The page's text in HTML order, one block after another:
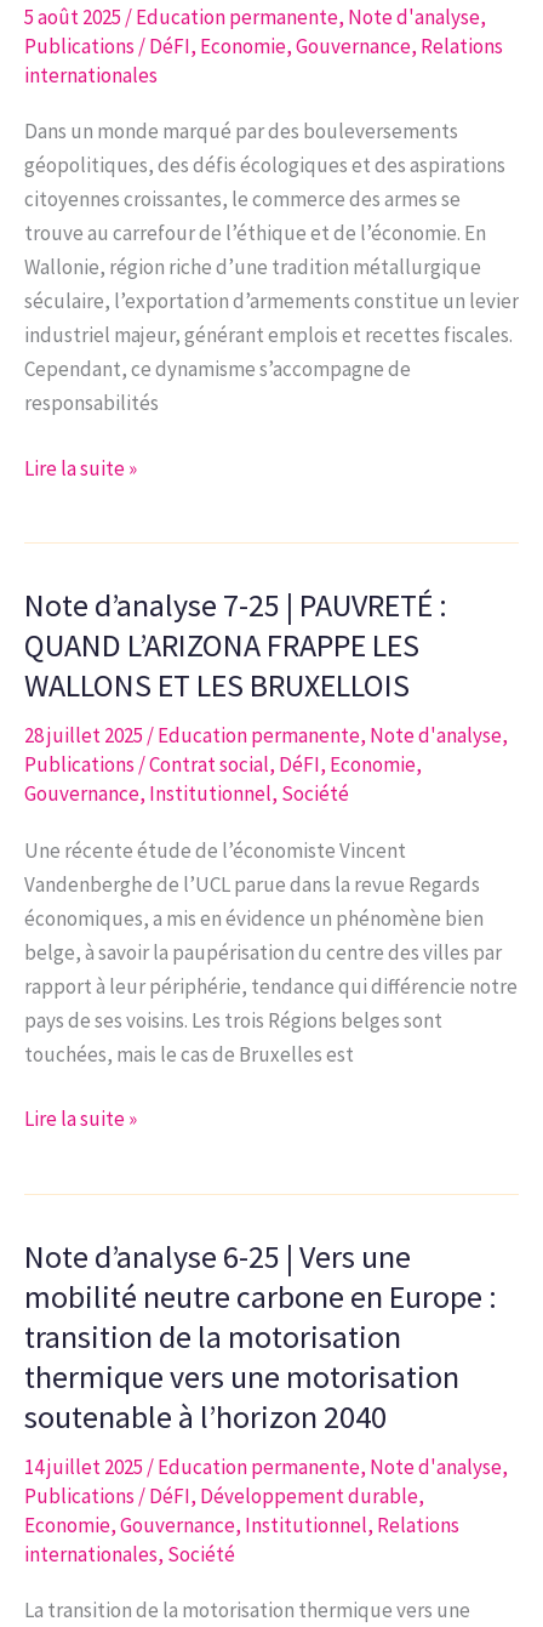
de
l’emploi
en
bruxelloise
5 août 2025 /Education permanente, Note d'analyse,
Publications /DéFI, Economie,Gouvernance, Relations
internationales
Dans un monde marqué par des bouleversements
géopolitiques, des défis écologiques et des aspirations
citoyennes croissantes, le commerce des armes se
trouve au carrefour de l’éthique et de l’économie. En
Wallonie, région riche d’une tradition métallurgique
séculaire, l’exportation d’armements constitue un levier
industriel majeur, générant emplois et recettes fiscales.
Cependant, ce dynamisme s’accompagne de
responsabilités
Note
|
Réconcilier
responsabilité
et
compétitivité :
de
l’opportunité
de
réviser
le
décret
wallon
sur
l’exportation
Lire la suite »
Note d’analyse 7-25 | PAUVRETÉ :
QUAND L’ARIZONA FRAPPE LES
WALLONS ET LES BRUXELLOIS
28 juillet 2025/Education permanente, Note d'analyse,
Publications/Contrat social, DéFI, Economie,
Gouvernance, Institutionnel, Société
Une récente étude de l’économiste Vincent
Vandenberghe de l’UCL parue dans la revue Regards
économiques, a mis en évidence un phénomène bien
belge, à savoir la paupérisation du centre des villes par
rapport à leur périphérie, tendance qui différencie notre
pays de ses voisins. Les trois Régions belges sont
touchées, mais le cas de Bruxelles est
Note
|
PAUVRETÉ :
QUAND
L’ARIZONA
FRAPPE
LES
WALLONS
ET
LES
BRUXELLOIS
Lire la suite »
Note d’analyse 6-25 | Vers une
mobilité neutre carbone en Europe :
transition de la motorisation
thermique vers une motorisation
soutenable à l’horizon 2040
14 juillet 2025 /Education permanente, Note d'analyse,
Publications /DéFI, Développement durable,
Economie,Gouvernance, Institutionnel, Relations
internationales, Société
La transition de la motorisation thermique vers une